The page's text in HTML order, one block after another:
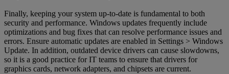
Finally, keeping your system up-to-date is fundamental to both
security and performance. Windows updates frequently include
optimizations and bug fixes that can resolve performance issues and
errors. Ensure automatic updates are enabled in Settings > Windows
Update. In addition, outdated device drivers can cause slowdowns,
so it is a good practice for IT teams to ensure that drivers for
graphics cards, network adapters, and chipsets are current.